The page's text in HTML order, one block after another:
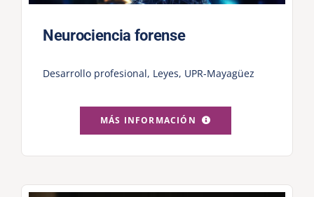
Neurociencia forense
Desarrollo profesional, Leyes, UPR-Mayagüez
MÁS INFORMACIÓN